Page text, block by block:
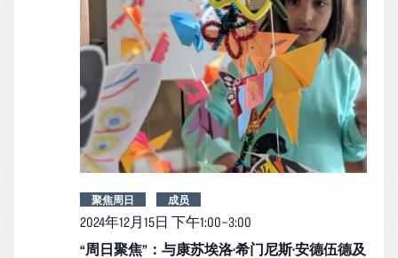
“周日聚焦”：与康苏埃洛·希门尼斯·安德伍德及
2024年12月15日 下午1:00–3:00
聚焦周日 成员